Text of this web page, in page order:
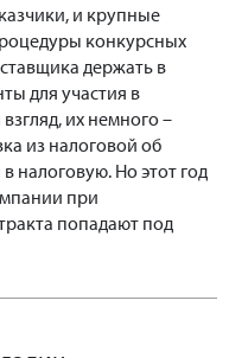
и крупные
конкурсных
держать в
для участия в
их немного –
из налоговой об
налоговую. Но этот год
при
попадают под